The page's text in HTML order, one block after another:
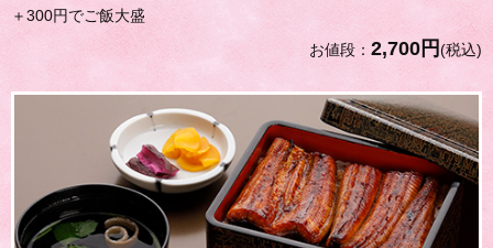
＋300円でご飯大盛
お値段： 2,700円(税込)